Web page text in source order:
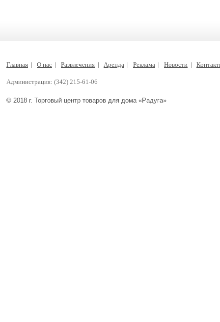
Администрация: (342) 215-61-06
© 2018 г. Торговый центр товаров для дома «Радуга»
Главная | О нас | Развлечения | Аренда | Реклама | Новости |